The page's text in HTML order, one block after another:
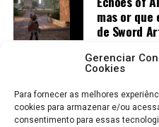
Gerenciar
Cookies
Para fornecer as melhores
cookies para armazenar e/ou
consentimento para essas
mas or que
de Sword
2 semanas ago
Jogos Amados e Odiados do